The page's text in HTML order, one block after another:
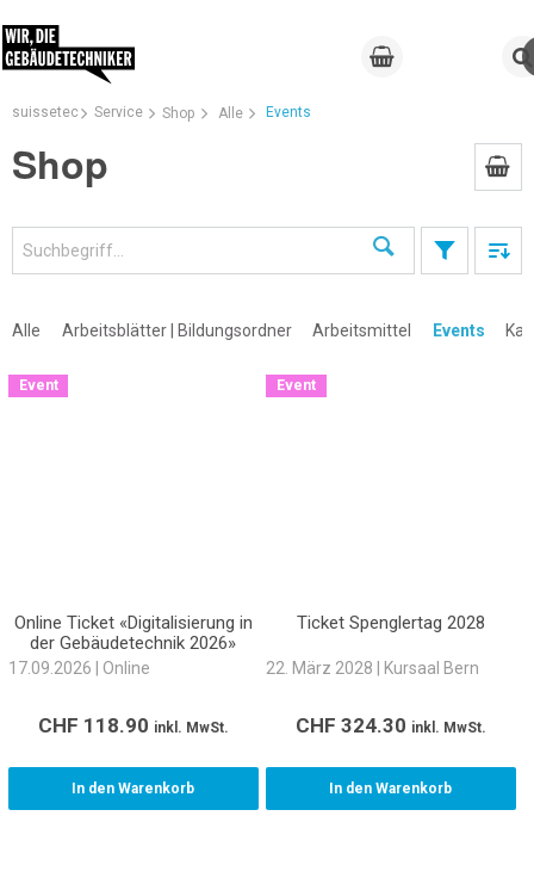
suissetec Service Shop Alle Events
Shop
Suchen
Alle Arbeitsblätter | Bildungsordner Arbeitsmittel Events
Event
Online Ticket «Digitalisierung in
der Gebäudetechnik 2026»
17.09.2026 | Online
CHF 118.90 inkl. MwSt.
In den Warenkorb
Event
Ticket Spenglertag 2028
22. März 2028 | Kursaal Bern
CHF 324.30 inkl. MwSt.
In den Warenkorb